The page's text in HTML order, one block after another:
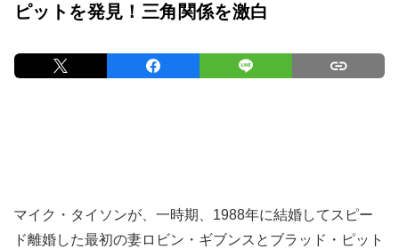
ピットを発見！三角関係を激白
マイク・タイソンが、一時期、1988年に結婚してスピー
ド離婚した最初の妻ロビン・ギブンスとブラッド・ピット